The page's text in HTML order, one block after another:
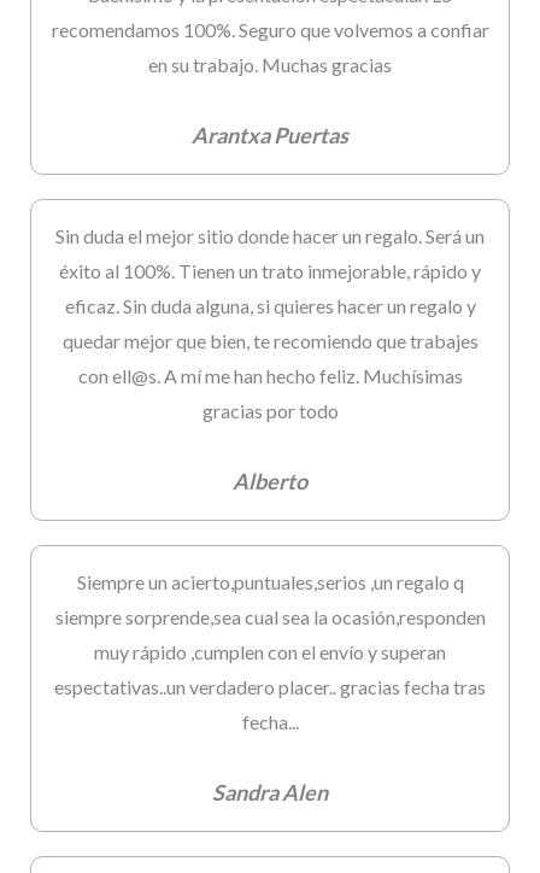
recomendamos 100%. Seguro que volvemos a confiar
en su trabajo. Muchas gracias
Arantxa Puertas
Sin duda el mejor sitio donde hacer un regalo. Será un
éxito al 100%. Tienen un trato inmejorable, rápido y
eficaz. Sin duda alguna, si quieres hacer un regalo y
quedar mejor que bien, te recomiendo que trabajes
con ell@s. A mí me han hecho feliz. Muchísimas
gracias por todo
Alberto
Siempre un acierto,puntuales,serios ,un regalo q
siempre sorprende,sea cual sea la ocasión,responden
muy rápido ,cumplen con el envío y superan
espectativas..un verdadero placer.. gracias fecha tras
fecha...
Sandra Alen